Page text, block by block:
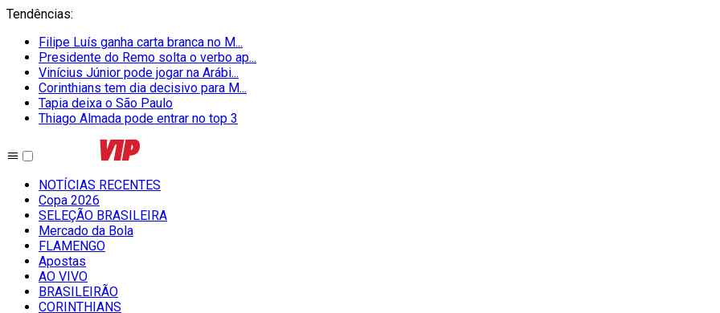
Tendências:
Filipe Luís ganha carta branca no M...
Presidente do Remo solta o verbo ap...
Vinícius Júnior pode jogar na Arábi...
Corinthians tem dia decisivo para M...
Tapia deixa o São Paulo
Thiago Almada pode entrar no top 3
NOTÍCIAS RECENTES
Copa 2026
SELEÇÃO BRASILEIRA
Mercado da Bola
FLAMENGO
Apostas
AO VIVO
BRASILEIRÃO
CORINTHIANS